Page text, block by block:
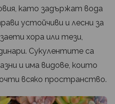
като задържат вода
устойчиви и лесни за
хора или тези,
Сукулентите са
и има видове, които
всяко пространство.